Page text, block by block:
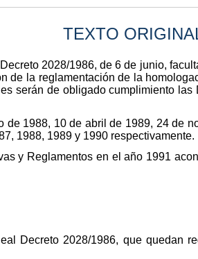
TEXTO
2028/1986, de 6 de junio,
de la reglamentación de la
serán de obligado cumplimiento
de 1988, 10 de abril de 1989, 24 de
1988, 1989 y 1990 respectivamente.
y Reglamentos en el año 1991
Decreto 2028/1986, que quedan